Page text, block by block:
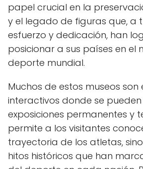
papel crucial en la
y el legado de figuras que, a
esfuerzo y dedicación, han
posicionar a sus países en el
deporte mundial.
Muchos de estos museos son
interactivos donde se
exposiciones permanentes y
permite a los visitantes
trayectoria de los atletas,
hitos históricos que han